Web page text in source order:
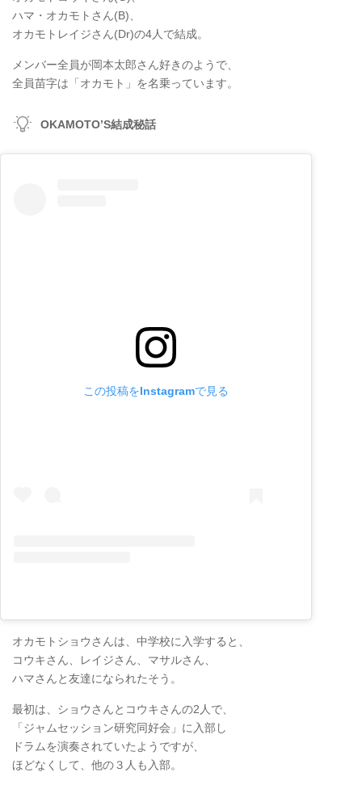
ハマ・オカモトさん(B)、
オカモトレイジさん(Dr)の4人で結成。
メンバー全員が岡本太郎さん好きのようで、
全員苗字は「オカモト」を名乗っています。
OKAMOTO’S結成秘話
この投稿をInstagramで見る
オカモトショウさんは、中学校に入学すると、
コウキさん、レイジさん、マサルさん、
ハマさんと友達になられたそう。
最初は、ショウさんとコウキさんの2人で、
「ジャムセッション研究同好会」に入部し
ドラムを演奏されていたようですが、
ほどなくして、他の３人も入部。